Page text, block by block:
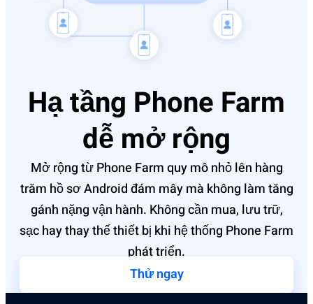
Hạ tầng Phone Farm
dễ mở rộng
Mở rộng từ Phone Farm quy mô nhỏ lên hàng
trăm hồ sơ Android đám mây mà không làm tăng
gánh nặng vận hành. Không cần mua, lưu trữ,
sạc hay thay thế thiết bị khi hệ thống Phone Farm
phát triển.
Thử ngay